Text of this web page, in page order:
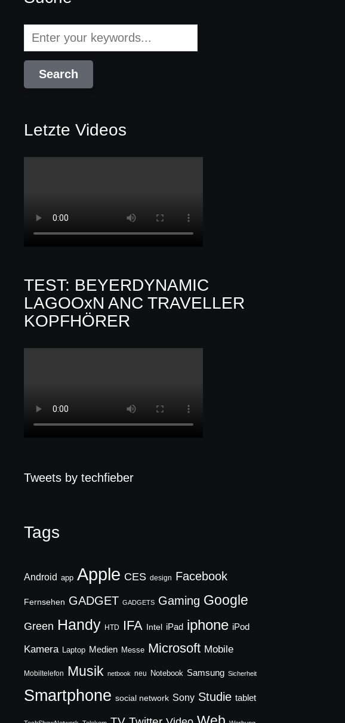
Letzte Videos
TEST: BEYERDYNAMIC
LAGOOxN ANC TRAVELLER
KOPFHÖRER
Tweets by techfieber
Tags
Android app Apple CES design Facebook
Fernsehen GADGET GADGETS Gaming Google
Green Handy HTD IFA Intel iPad iphone iPod
Kamera Laptop Medien Messe Microsoft Mobile
Mobiltelefon Musik netbook neu Notebook Samsung Sicherheit
Smartphone social network Sony Studie tablet